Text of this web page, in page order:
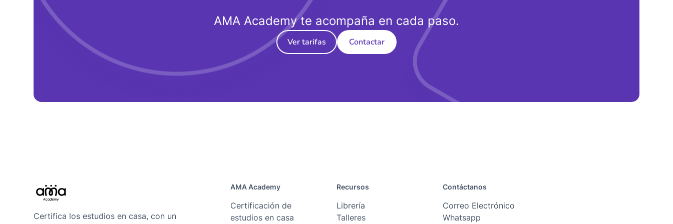
AMA Academy te acompaña en cada paso.
Ver tarifas Contactar
Certifica los estudios en casa, con un
AMA Academy
Certificación de
estudios en casa
Recursos
Librería
Talleres
Contáctanos
Correo Electrónico
Whatsapp